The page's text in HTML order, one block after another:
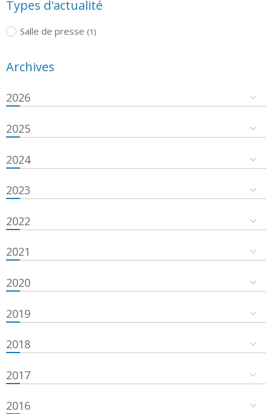
Types d'actualité
Salle de presse (1)
Archives
2026
2025
2024
2023
2022
2021
2020
2019
2018
2017
2016